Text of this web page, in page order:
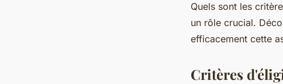
Quels sont les
un rôle crucial.
efficacement cette
Critères